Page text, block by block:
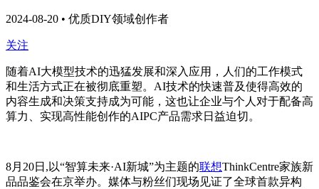
2024-08-20 • 优质DIY领域创作者
关注
随着AI大模型技术的迅猛发展和深入应用，人们的工作模式
和生活方式正在被彻底重塑。AI技术的快速普及使得高效的
内容生成和决策支持成为可能，这也让企业与个人对于配备高
算力、实现高性能创作的AIPC产品需求日益迫切。
8月20日,以“智算未来·AI新城”为主题的联想ThinkCentre家族新
品品鉴会在京举办。媒体与粉丝们现场见证了全球首款异构